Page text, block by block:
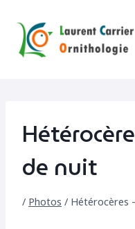
contenu
de nuit
/ Photos / Hétérocères